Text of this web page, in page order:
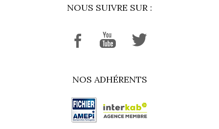
NOUS SUIVRE SUR :
NOS ADHÉRENTS